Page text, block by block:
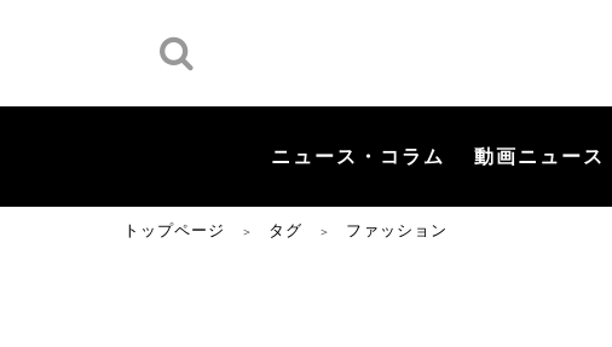
ニュース・コラム 動画ニュース
トップページ ＞ タグ ＞ ファッション